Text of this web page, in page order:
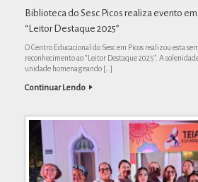
Biblioteca do Sesc Picos realiza evento
“Leitor Destaque 2025”
O Centro Educacional do Sesc em Picos realizou esta
reconhecimento ao “Leitor Destaque 2025”. A
unidade homenageando […]
Continuar Lendo